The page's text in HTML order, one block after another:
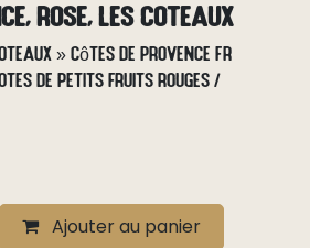
Rose, Les Coteaux
» Côtes de Provence FR
de petits fruits rouges /
Ajouter au panier